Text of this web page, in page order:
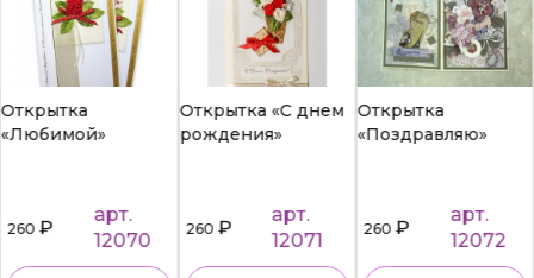
Открытка
«Любимой»
260₽
арт.
12070
Открытка «С днем
рождения»
260₽
арт.
12071
Открытка
«Поздравляю»
260₽
арт.
12072